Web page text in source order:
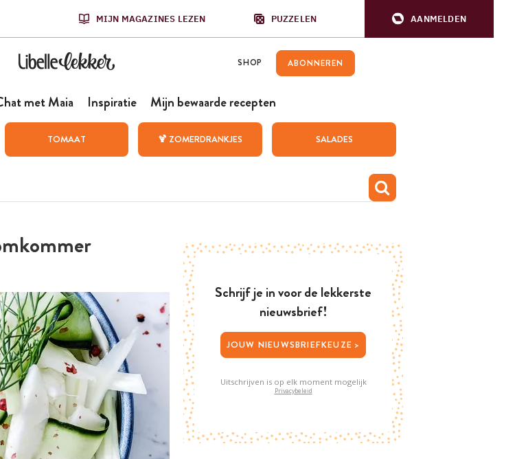
MIJN MAGAZINES LEZEN PUZZELEN AANMELDEN
SHOP ABONNEREN
met Maia Inspiratie Mijn bewaarde recepten
TOMAAT 🍹 ZOMERDRANKJES SALADES
Schrijf je in voor de lekkerste
nieuwsbrief!
JOUW NIEUWSBRIEFKEUZE >
Uitschrijven is op elk moment mogelijk
Privacybeleid